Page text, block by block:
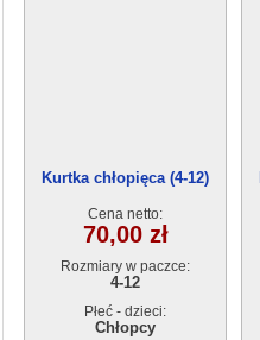
Kurtka chłopięca (4-12)
Cena netto:
70,00 zł
Rozmiary w paczce:
4-12
Płeć - dzieci:
Chłopcy